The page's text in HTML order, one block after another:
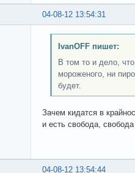
04-08-12 13:54:31
IvanOFF пишет:
В том то и дело,
мороженого, ни
будет.
Зачем кидатся в
и есть свобода,
04-08-12 13:54:44